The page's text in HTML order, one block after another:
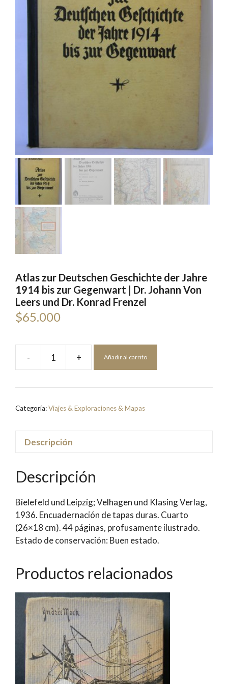
Atlas zur Deutschen Geschichte der Jahre
1914 bis zur Gegenwart | Dr. Johann Von
Leers und Dr. Konrad Frenzel
$65.000
-
Atlas
Deutschen
der
Gegenwart
Dr.
Johann
Von
Leers
Konrad
Frenzel
cantidad
+ Añadir al carrito
Categoría:Viajes & Exploraciones & Mapas
Descripción
Descripción
Bielefeld und Leipzig; Velhagen und Klasing Verlag,
1936. Encuadernación de tapas duras. Cuarto
(26×18 cm). 44 páginas, profusamente ilustrado.
Estado de conservación: Buen estado.
Productos relacionados